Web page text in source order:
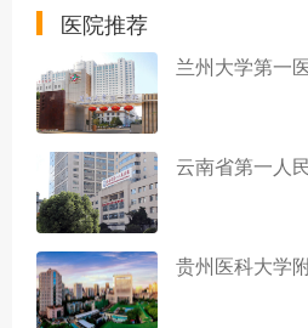
医院推荐
兰州大学第一
云南省第一人
贵州医科大学